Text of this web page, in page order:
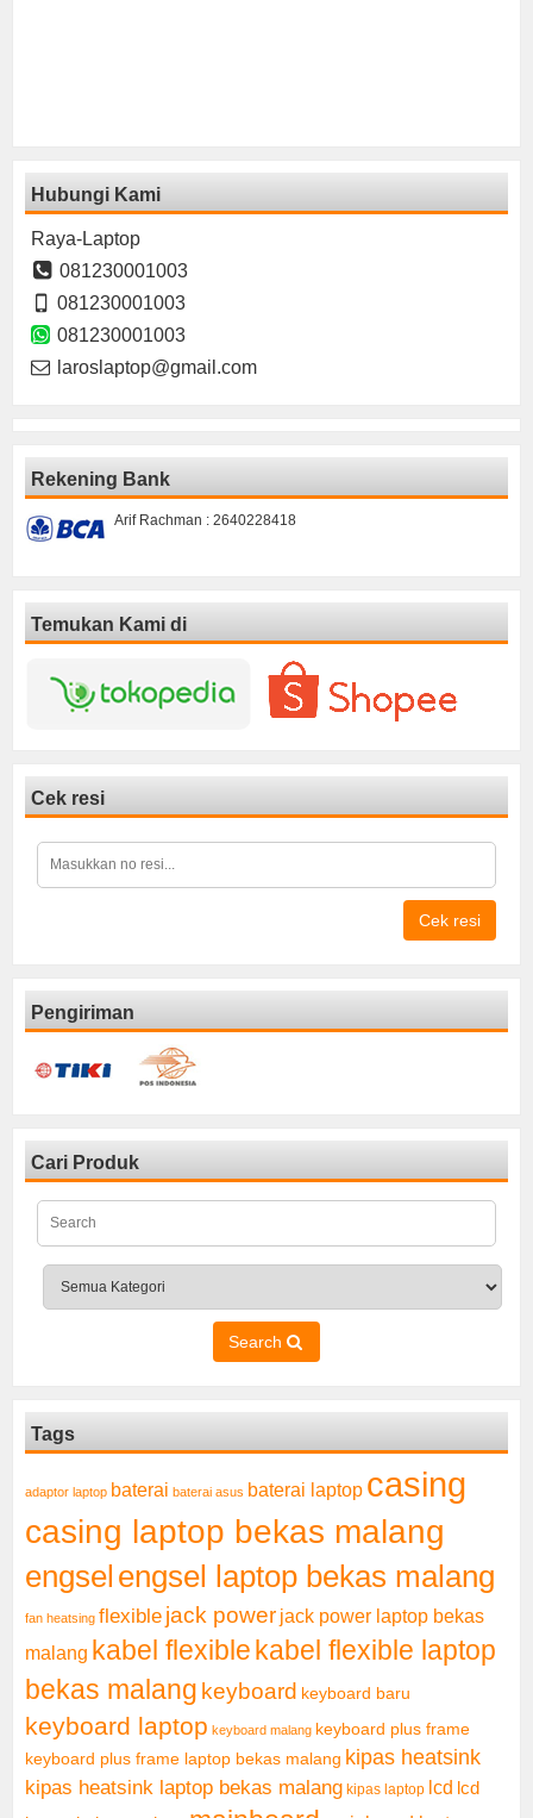
Hubungi Kami
Raya-Laptop
081230001003
081230001003
081230001003
laroslaptop@gmail.com
Rekening Bank
Arif Rachman : 2640228418
Temukan Kami di
Cek resi
Cek resi
Pengiriman
Cari Produk
Search
Tags
adaptor laptop baterai baterai asus baterai laptop casing
casing laptop bekas malang
engsel engsel laptop bekas malang
fan heatsing flexible jack power jack power laptop bekas
malang kabel flexible kabel flexible laptop
bekas malang keyboard keyboard baru
keyboard laptop keyboard malang keyboard plus frame
keyboard plus frame laptop bekas malang kipas heatsink
kipas heatsink laptop bekas malang kipas laptop lcd lcd